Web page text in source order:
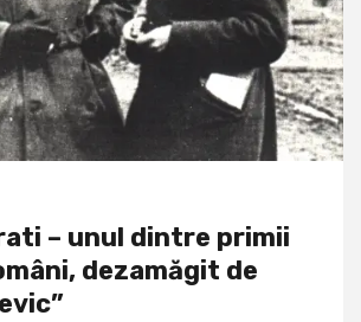
– unul dintre primii
dezamăgit de